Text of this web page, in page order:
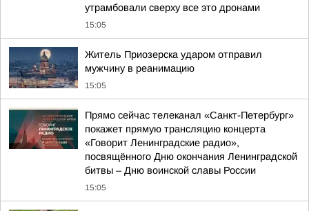
утрамбовали сверху все это дронами
15:05
Житель Приозерска ударом отправил
мужчину в реанимацию
15:05
Прямо сейчас телеканал «Санкт-Петербург»
покажет прямую трансляцию концерта
«Говорит Ленинградские радио»,
посвящённого Дню окончания Ленинградской
битвы – Дню воинской славы России
15:05